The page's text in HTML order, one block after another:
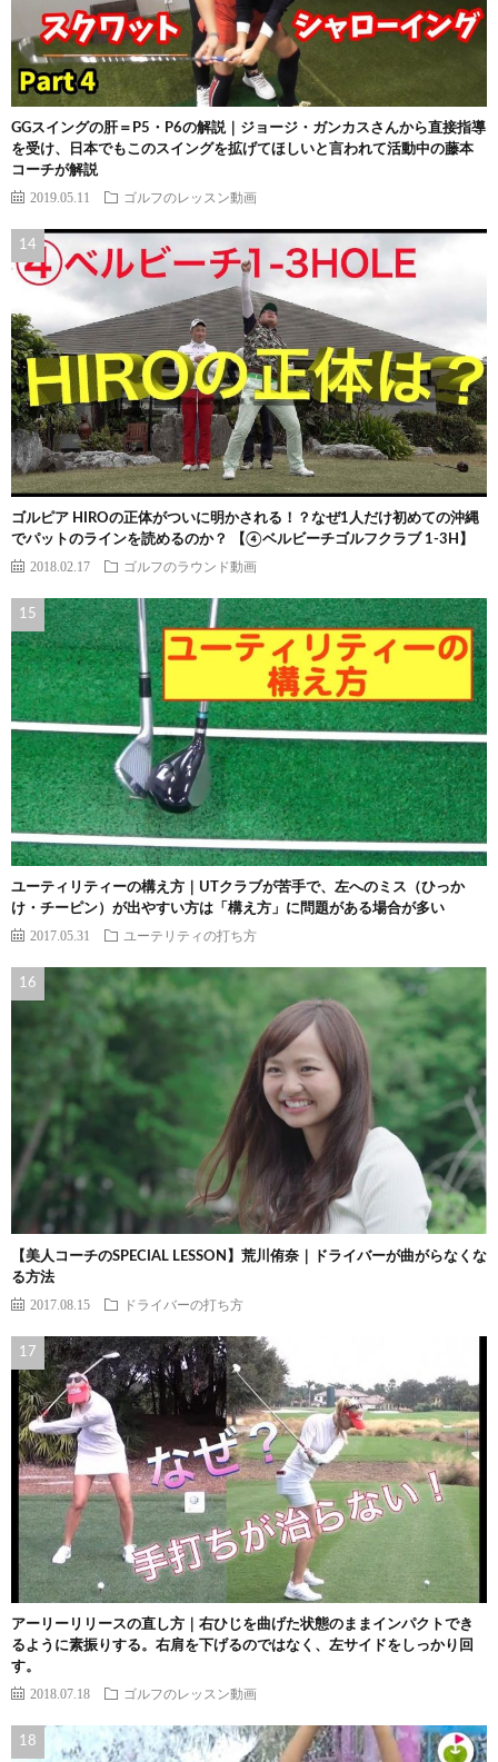
GGスイングの肝＝P5・P6の解説｜ジョージ・ガンカスさんから直接指導
を受け、日本でもこのスイングを拡げてほしいと言われて活動中の藤本
コーチが解説
2019.05.11 ゴルフのレッスン動画
ゴルピア HIROの正体がついに明かされる！？なぜ1人だけ初めての沖縄
でパットのラインを読めるのか？ 【④ベルビーチゴルフクラブ 1-3H】
2018.02.17 ゴルフのラウンド動画
ユーティリティーの構え方｜UTクラブが苦手で、左へのミス（ひっか
け・チーピン）が出やすい方は「構え方」に問題がある場合が多い
2017.05.31 ユーテリティの打ち方
【美人コーチのSPECIAL LESSON】荒川侑奈｜ドライバーが曲がらなくな
る方法
2017.08.15 ドライバーの打ち方
アーリーリリースの直し方｜右ひじを曲げた状態のままインパクトでき
るように素振りする。右肩を下げるのではなく、左サイドをしっかり回
す。
2018.07.18 ゴルフのレッスン動画